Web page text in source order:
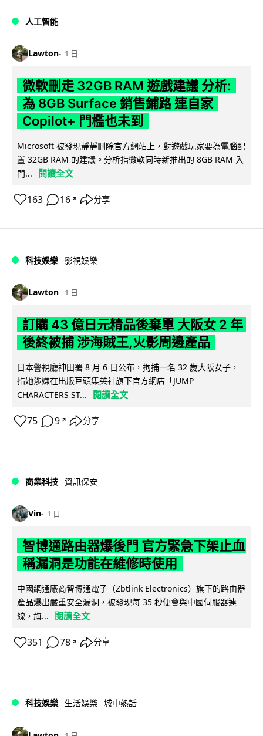
人工智能
Lawton 1 日
微軟刪走 32GB RAM 遊戲建議 分析:
為 8GB Surface 銷售鋪路 連自家
Copilot+ 門檻也未到
Microsoft 被發現靜靜刪除官方網站上，對遊戲玩家要為電腦配
置 32GB RAM 的建議。分析指微軟同時新推出的 8GB RAM 入
門...
閱讀全文
163 16 ↗ 分享
科技娛樂 影視娛樂
Lawton 1 日
訂購 43 億日元精品後棄單 大阪女 2 年
後終被捕 涉海賊王,火影周邊產品
日本警視廳神田署 8 月 6 日公布，拘捕一名 32 歲大阪女子，
指她涉嫌在出版巨頭集英社旗下官方網店「JUMP
CHARACTERS ST...
閱讀全文
75 9 ↗ 分享
商業科技 資訊保安
Vin 1 日
智博通路由器爆後門 官方緊急下架止血
稱漏洞是功能在維修時使用
中國網通廠商智博通電子（Zbtlink Electronics）旗下的路由器
產品爆出嚴重安全漏洞，被發現每 35 秒便會與中國伺服器連
線，旗...
閱讀全文
351 78 ↗ 分享
科技娛樂 生活娛樂 城中熱話